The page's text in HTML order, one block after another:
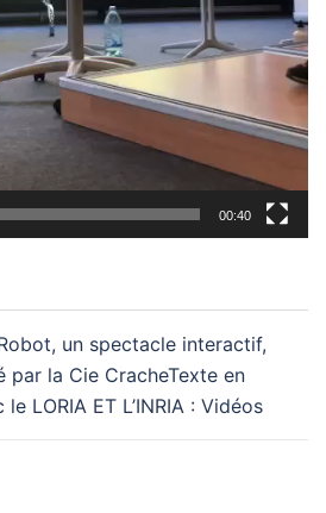
00:40
un spectacle interactif,
par la Cie CracheTexte en
LORIA ET L’INRIA : Vidéos